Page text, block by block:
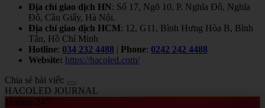
Địa chỉ giao dịch HN: Số 17, Ngõ 10, P. Nghĩa Đô, Nghĩa
Đô, Cầu Giấy, Hà Nội.
Địa chỉ giao dịch HCM: 12, G11, Bình Hưng Hòa B, Bình
Tân, Hồ Chí Minh
Hotline: 034 232 4488 | Phone: 0242 242 4488
Website: https://hacoled.com/
Chia sẻ bài viết:
HACOLED JOURNAL
Hotline 24/7